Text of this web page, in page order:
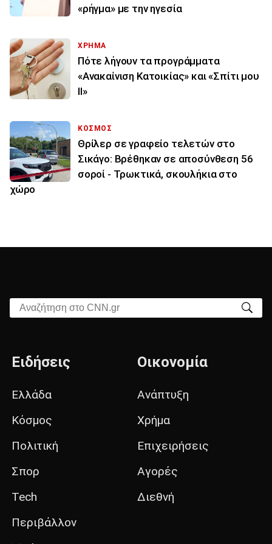
«ρήγμα» με την ηγεσία
ΧΡΗΜΑ
Πότε λήγουν τα προγράμματα
«Ανακαίνιση Κατοικίας» και «Σπίτι μου
ΙΙ»
ΚΟΣΜΟΣ
Θρίλερ σε γραφείο τελετών στο
Σικάγο: Βρέθηκαν σε αποσύνθεση 56
σοροί - Τρωκτικά, σκουλήκια στο
χώρο
Αναζήτηση στο CNN.gr
Ειδήσεις
Ελλάδα
Κόσμος
Πολιτική
Σπορ
Tech
Περιβάλλον
Οικονομία
Ανάπτυξη
Χρήμα
Επιχειρήσεις
Αγορές
Διεθνή